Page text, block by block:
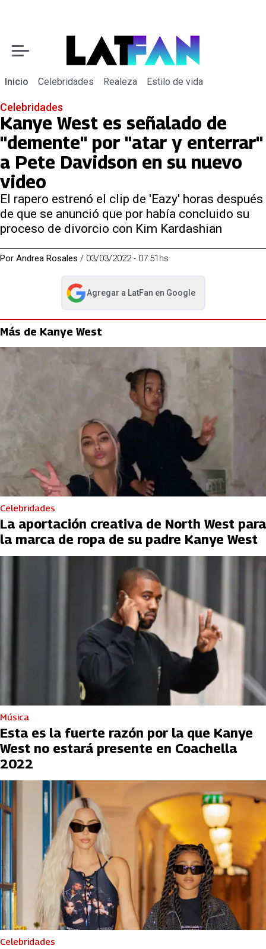
Inicio Celebridades Realeza Estilo de vida
Celebridades
Kanye West es señalado de
"demente" por "atar y enterrar"
a Pete Davidson en su nuevo
video
El rapero estrenó el clip de 'Eazy' horas después
de que se anunció que por había concluido su
proceso de divorcio con Kim Kardashian
Por Andrea Rosales / 03/03/2022 - 07:51hs
Agregar a LatFan en Google
abre en nueva pestaña
Más de Kanye West
Celebridades
La aportación creativa de North West para
la marca de ropa de su padre Kanye West
Música
Esta es la fuerte razón por la que Kanye
West no estará presente en Coachella
2022
Celebridades